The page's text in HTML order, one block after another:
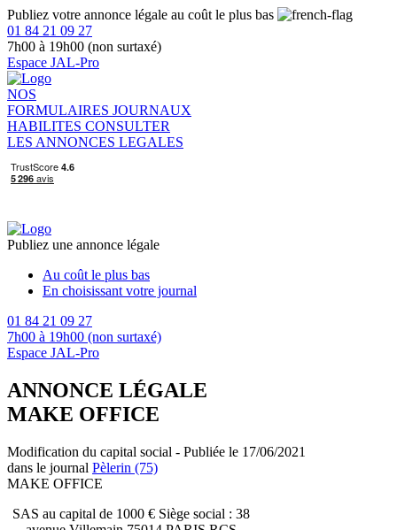
Publiez votre annonce légale au coût le plus bas
01 84 21 09 27
7h00 à 19h00 (non surtaxé)
Espace JAL-Pro
NOS
FORMULAIRES JOURNAUX
HABILITES CONSULTER
LES ANNONCES LEGALES
Publiez une annonce légale
Au coût le plus bas
En choisissant votre journal
01 84 21 09 27
7h00 à 19h00 (non surtaxé)
Espace JAL-Pro
ANNONCE LÉGALE
MAKE OFFICE
Modification du capital social - Publiée le 17/06/2021
dans le journal Pèlerin (75)
MAKE OFFICE
SAS au capital de 1000 € Siège social : 38